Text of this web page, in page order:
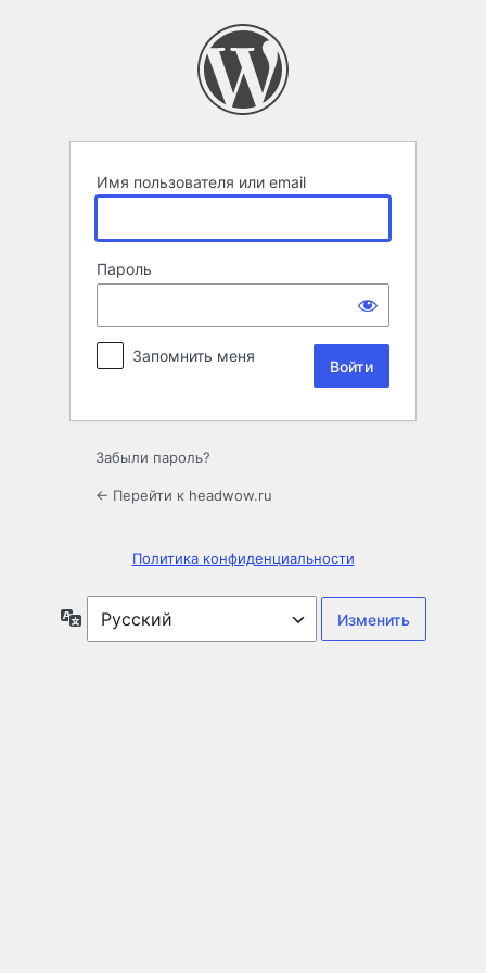
Имя пользователя или email
Пароль
Запомнить меня
Забыли пароль?
← Перейти к headwow.ru
Политика конфиденциальности
Язык